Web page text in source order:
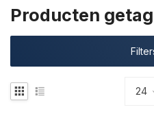
Producten